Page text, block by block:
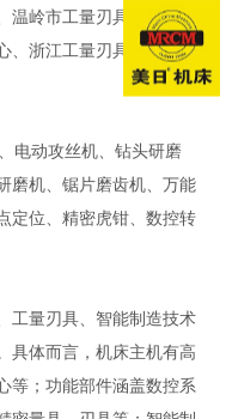
温岭市工量刃具行业协
、浙江工量刃具交易中心
电动攻丝机、钻头研磨
磨机、锯片磨齿机、万能
定位、精密虎钳、数控转
工量刃具、智能制造技术
具体而言，机床主机有高
等；功能部件涵盖数控系